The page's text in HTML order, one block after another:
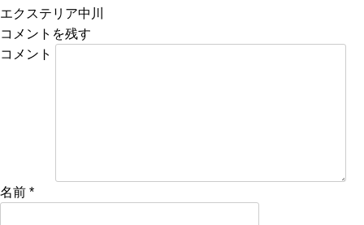
エクステリア中川
コメントを残す
コメント
名前 *